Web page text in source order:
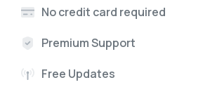
No credit card required
Premium Support
Free Updates